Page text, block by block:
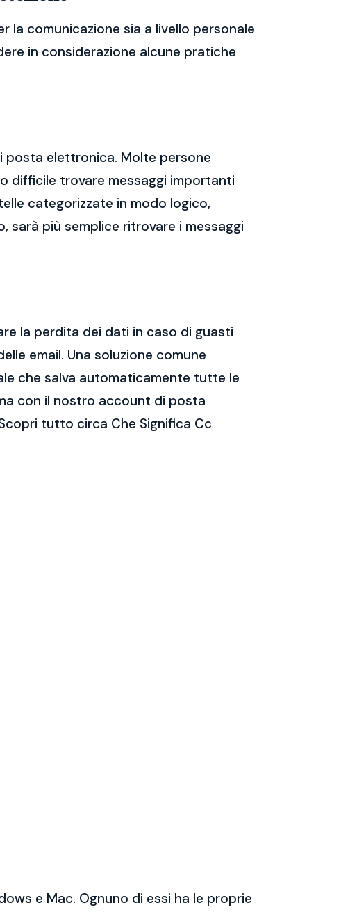
la comunicazione sia a livello personale
in considerazione alcune pratiche
posta elettronica. Molte persone
difficile trovare messaggi importanti
categorizzate in modo logico,
sarà più semplice ritrovare i messaggi
la perdita dei dati in caso di guasti
email. Una soluzione comune
che salva automaticamente tutte le
con il nostro account di posta
tutto circa Che Significa Cc
e Mac. Ognuno di essi ha le proprie